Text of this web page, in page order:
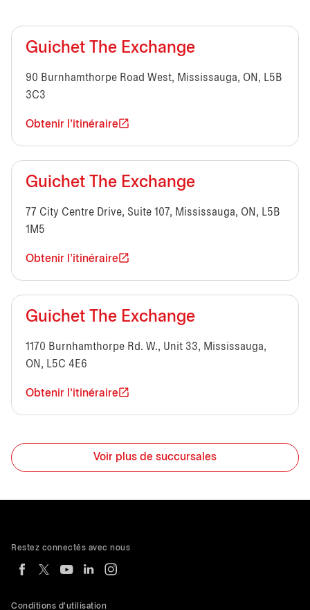
Guichet The Exchange
90 Burnhamthorpe Road West, Mississauga, ON, L5B
3C3
Obtenir l'itinéraire
Guichet The Exchange
77 City Centre Drive, Suite 107, Mississauga, ON, L5B
1M5
Obtenir l'itinéraire
Guichet The Exchange
1170 Burnhamthorpe Rd. W., Unit 33, Mississauga,
ON, L5C 4E6
Obtenir l'itinéraire
Voir plus de succursales
Conditions d'utilisation
Restez connectés avec nous